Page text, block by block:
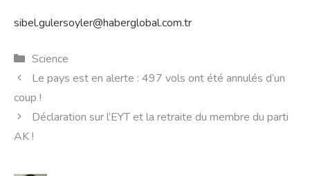
sibel.gulersoyler@haberglobal.com.tr
Catégories
Science
Le pays est en alerte : 497 vols ont été annulés d’un
coup !
Déclaration sur l’EYT et la retraite du membre du parti
AK !